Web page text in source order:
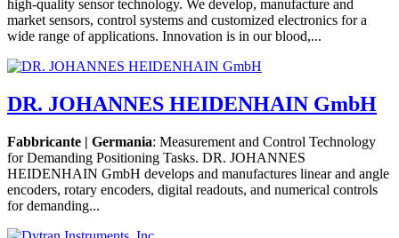
high-quality sensor technology. We develop, manufacture and
market sensors, control systems and customized electronics for a
wide range of applications. Innovation is in our blood,...
DR. JOHANNES HEIDENHAIN GmbH
Fabbricante | Germania: Measurement and Control Technology
for Demanding Positioning Tasks. DR. JOHANNES
HEIDENHAIN GmbH develops and manufactures linear and angle
encoders, rotary encoders, digital readouts, and numerical controls
for demanding...